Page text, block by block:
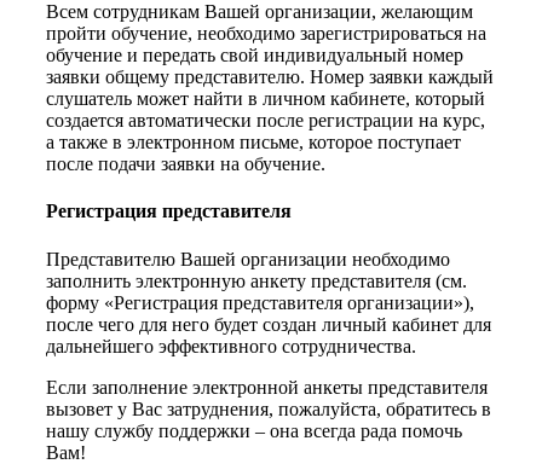
Всем сотрудникам Вашей организации, желающим
пройти обучение, необходимо зарегистрироваться на
обучение и передать свой индивидуальный номер
заявки общему представителю. Номер заявки каждый
слушатель может найти в личном кабинете, который
создается автоматически после регистрации на курс,
а также в электронном письме, которое поступает
после подачи заявки на обучение.
Регистрация представителя
Представителю Вашей организации необходимо
заполнить электронную анкету представителя (см.
форму «Регистрация представителя организации»),
после чего для него будет создан личный кабинет для
дальнейшего эффективного сотрудничества.
Если заполнение электронной анкеты представителя
вызовет у Вас затруднения, пожалуйста, обратитесь в
нашу службу поддержки – она всегда рада помочь
Вам!